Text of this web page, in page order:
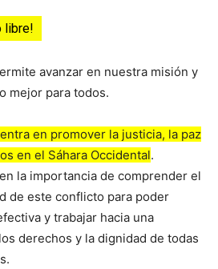
libre!
avanzar en nuestra misión y
mejor para todos.
en promover la justicia, la paz
en el Sáhara Occidental.
la importancia de comprender el
de este conflicto para poder
y trabajar hacia una
derechos y la dignidad de todas